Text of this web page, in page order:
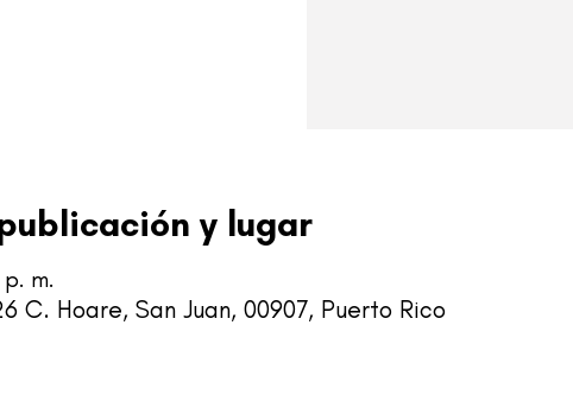
y lugar
m.
C. Hoare, San Juan, 00907, Puerto Rico